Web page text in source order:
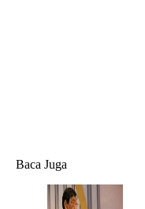
Baca Juga